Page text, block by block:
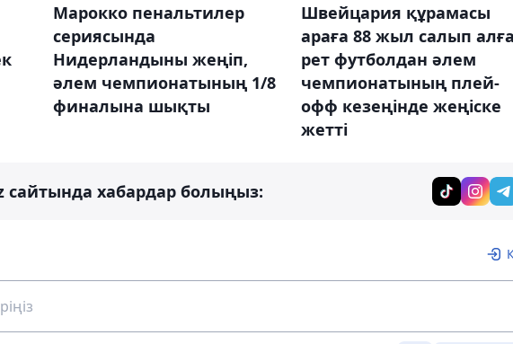
Марокко пенальтилер
сериясында
Нидерландыны жеңіп,
әлем чемпионатының 1/8
финалына шықты
Швейцария құрамасы
араға 88 жыл салып
рет футболдан әлем
чемпионатының плей-
офф кезеңінде жеңіске
жетті
хабардар болыңыз: